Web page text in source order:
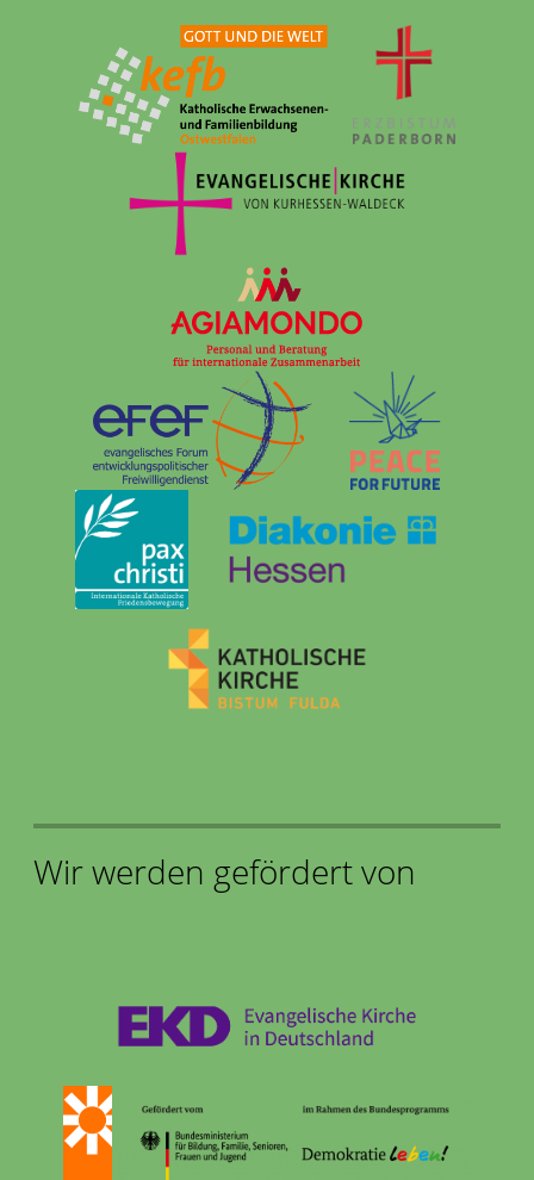
Wir werden gefördert von